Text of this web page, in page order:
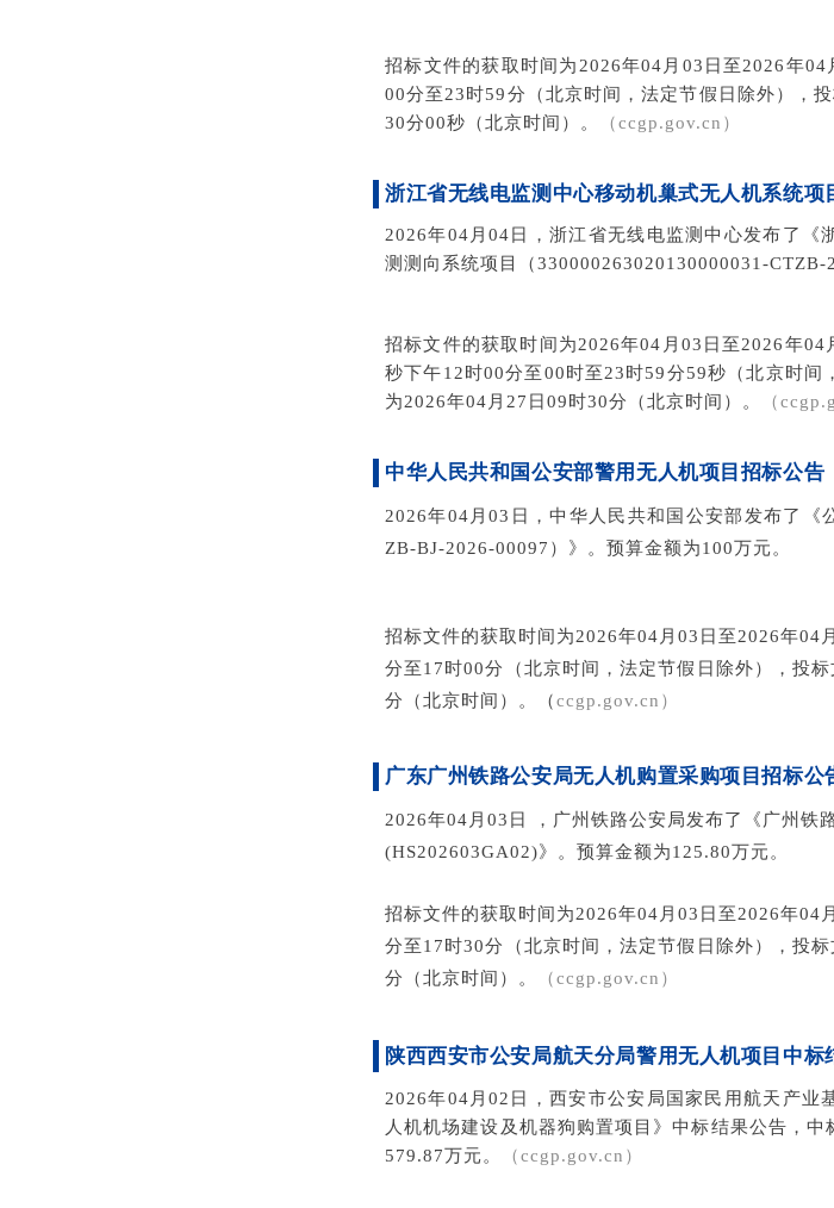
招标文件的获取时间为2026年04月03日至2026年
00分至23时59分（北京时间，法定节假日除外），
30分00秒（北京时间）。
（ccgp.gov.cn）
浙江省无线电监测中心移动机巢式无人机系统项
2026年04月04日，浙江省无线电监测中心发布了《
测测向系统项目（330000263020130000031-CTZB-
招标文件的获取时间为2026年04月03日至2026年
秒下午12时00分至00时至23时59分59秒（北京时间
为2026年04月27日09时30分（北京时间）。
（cc
中华人民共和国公安部警用无人机项目招标公告
2026年04月03日，中华人民共和国公安部发布了
ZB-BJ-2026-00097）》。预算金额为100万元。
招标文件的获取时间为2026年04月03日至2026年04
分至17时00分（北京时间，法定节假日除外），投
分（北京时间）。
（ccgp.gov.cn ）
广东广州铁路公安局无人机购置采购项目招标公
2026年04月03日 ，广州铁路公安局发布了《广州铁
(HS202603GA02)》。预算金额为125.80万元。
招标文件的获取时间为2026年04月03日至2026年04
分至17时30分（北京时间，法定节假日除外），投
分（北京时间）。
（ccgp.gov.cn）
陕西西安市公安局航天分局警用无人机项目 中标
2026年04月02日，西安市公安局国家民用航天产业
人机机场建设及机器狗购置项目》中标结果公告，
579.87万元。
（ccgp.gov.cn）